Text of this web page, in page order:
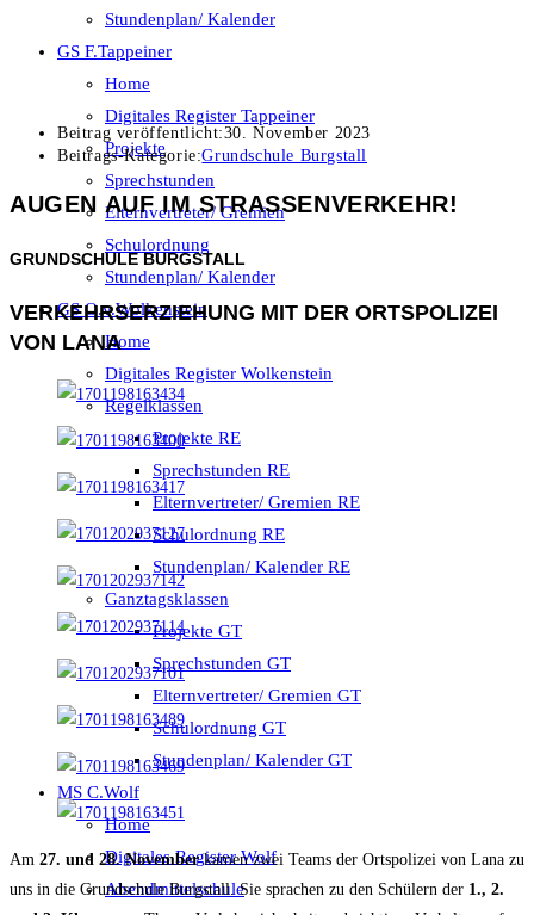
Stundenplan/ Kalender
GS F.Tappeiner
Home
Digitales Register Tappeiner
Projekte
Sprechstunden
Elternvertreter/ Gremien
Schulordnung
Stundenplan/ Kalender
GS O.v.Wolkenstein
Home
Digitales Register Wolkenstein
Regelklassen
Projekte RE
Sprechstunden RE
Elternvertreter/ Gremien RE
Schulordnung RE
Stundenplan/ Kalender RE
Ganztagsklassen
Projekte GT
Sprechstunden GT
Elternvertreter/ Gremien GT
Schulordnung GT
Stundenplan/ Kalender GT
MS C.Wolf
Home
Digitales Register Wolf
Abendmittelschule
Beitrag veröffentlicht:30. November 2023
Beitrags-Kategorie:Grundschule Burgstall
AUGEN AUF IM STRASSENVERKEHR!
GRUNDSCHULE BURGSTALL
VERKEHRSERZIEHUNG MIT DER ORTSPOLIZEI
VON LANA
Am 27. und 28. Novemberkamen zwei Teams der Ortspolizei von Lana zu
uns in die Grundschule Burgstall. Sie sprachen zu den Schülern der 1., 2.